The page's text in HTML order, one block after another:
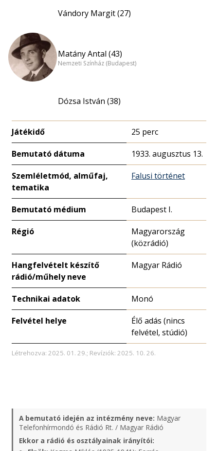
Vándory Margit (27)
Matány Antal (43)
Nemzeti Színház (Budapest)
Dózsa István (38)
Játékidő 25 perc
Bemutató dátuma 1933. augusztus 13.
Szemléletmód, alműfaj,
tematika
Falusi történet
Bemutató médium Budapest I.
Régió
Magyarország
(közrádió)
Hangfelvételt készítő
rádió/műhely neve
Magyar Rádió
Technikai adatok Monó
Felvétel helye
Élő adás (nincs
felvétel, stúdió)
Létrehozva: 2025. 01. 29.; Revíziók: 2025. 10. 26.
A bemutató idején az intézmény neve: Magyar
Telefonhírmondó és Rádió Rt. / Magyar Rádió
Ekkor a rádió és osztályainak irányítói: